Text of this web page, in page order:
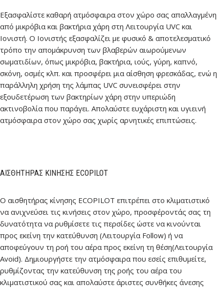
Εξασφαλίστε καθαρή ατμόσφαιρα στον χώρο σας απαλλαγμένη
από μικρόβια και βακτήρια χάρη στη Λειτουργία UVC και
Ιονιστή. Ο Ιονιστής εξασφαλίζει με φυσικό & αποτελεσματικό
τρόπο την απομάκρυνση των βλαβερών αιωρούμενων
σωματιδίων, όπως μικρόβια, βακτήρια, ιούς, γύρη, καπνό,
σκόνη, οσμές κλπ. και προσφέρει μια αίσθηση φρεσκάδας, ενώ η
παράλληλη χρήση της λάμπας UVC συνεισφέρει στην
εξουδετέρωση των βακτηρίων χάρη στην υπεριώδη
ακτινοβολία που παράγει. Απολαύστε ευχάριστη και υγιεινή
ατμόσφαιρα στον χώρο σας χωρίς αρνητικές επιπτώσεις.
ΑΙΣΘΗΤΉΡΑΣ ΚΊΝΗΣΗΣ ECOPILOT
Ο αισθητήρας κίνησης ECOPILOT επιτρέπει στο κλιματιστικό
να ανιχνεύσει τις κινήσεις στον χώρο, προσφέροντάς σας τη
δυνατότητα να ρυθμίσετε τις περσίδες ώστε να κινούνται
προς εκείνη την κατεύθυνση (Λειτουργία Follow) ή να
αποφεύγουν τη ροή του αέρα προς εκείνη τη θέση(Λειτουργία
Avoid). Δημιουργήστε την ατμόσφαιρα που εσείς επιθυμείτε,
ρυθμίζοντας την κατεύθυνση της ροής του αέρα του
κλιματιστικού σας και απολαύστε άριστες συνθήκες άνεσης